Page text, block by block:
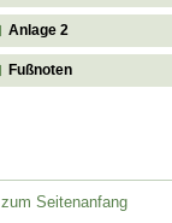
Anlage 2
Fußnoten
zum Seitenanfang